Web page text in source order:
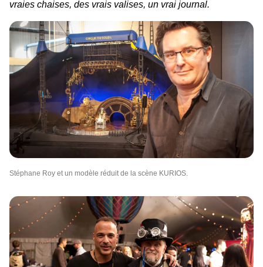
vraies chaises, des vrais valises, un vrai journal.
Stéphane Roy et un modèle réduit de la scène KURIOS.